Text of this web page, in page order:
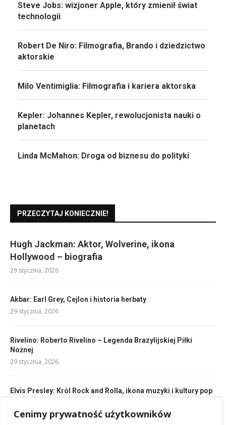
Cenimy prywatność użytkowników
Steve Jobs: wizjoner Apple, który zmienił świat
technologii
Robert De Niro: Filmografia, Brando i dziedzictwo
aktorskie
Milo Ventimiglia: Filmografia i kariera aktorska
Kepler: Johannes Kepler, rewolucjonista nauki o
planetach
Linda McMahon: Droga od biznesu do polityki
PRZECZYTAJ KONIECZNIE!
Hugh Jackman: Aktor, Wolverine, ikona
Hollywood – biografia
29 stycznia, 2026
Akbar: Earl Grey, Cejlon i historia herbaty
29 stycznia, 2026
Rivelino: Roberto Rivelino – Legenda Brazylijskiej Piłki
Nożnej
29 stycznia, 2026
Elvis Presley: Król Rock and Rolla, ikona muzyki i kultury pop